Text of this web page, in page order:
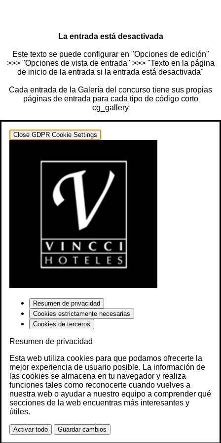
La entrada está desactivada
Este texto se puede configurar en "Opciones de edición"
>>> "Opciones de vista de entrada" >>> "Texto en la página
de inicio de la entrada si la entrada está desactivada"
Cada entrada de la Galería del concurso tiene sus propias
páginas de entrada para cada tipo de código corto
cg_gallery
Close GDPR Cookie Settings
Resumen de privacidad
Cookies estrictamente necesarias
Cookies de terceros
Resumen de privacidad
Esta web utiliza cookies para que podamos ofrecerte la
mejor experiencia de usuario posible. La información de
las cookies se almacena en tu navegador y realiza
funciones tales como reconocerte cuando vuelves a
nuestra web o ayudar a nuestro equipo a comprender qué
secciones de la web encuentras más interesantes y
útiles.
Activar todo Guardar cambios